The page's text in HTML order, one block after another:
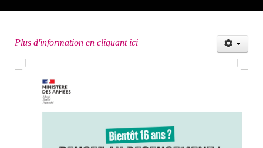
Plus d'information en cliquant ici